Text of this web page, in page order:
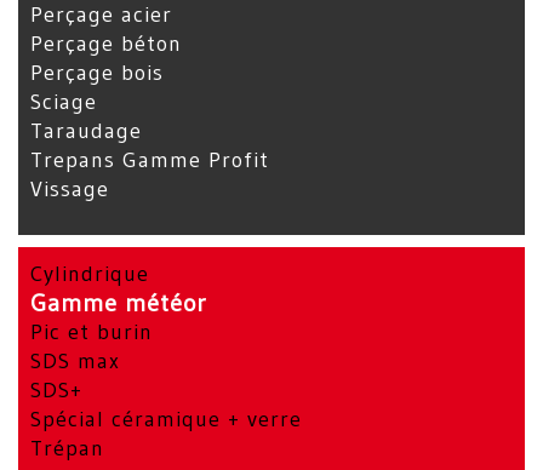
Perçage acier
Perçage béton
Perçage bois
Sciage
Taraudage
Trepans Gamme Profit
Vissage
Cylindrique
Gamme météor
Pic et burin
SDS max
SDS+
Spécial céramique + verre
Trépan